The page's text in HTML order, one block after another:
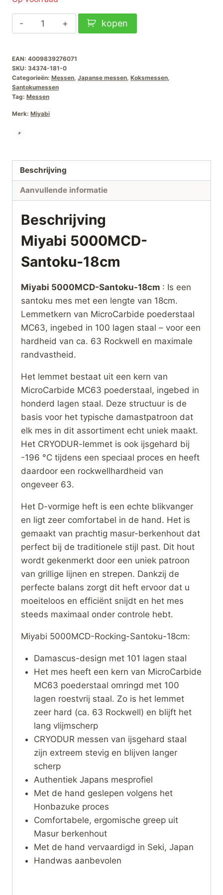
Miyabi
5000MCD-
18cm
aantal
kopen
EAN: 4009839276071
SKU: 34374-181-0
Categorieën: Messen, Japanse messen, Koksmessen,
Santokumessen
Tag: Messen
Merk: Miyabi
Beschrijving
Aanvullende informatie
Beschrijving
Miyabi 5000MCD-
Santoku-18cm
Miyabi 5000MCD-Santoku-18cm : Is een
santoku mes met een lengte van 18cm.
Lemmetkern van MicroCarbide poederstaal
MC63, ingebed in 100 lagen staal – voor een
hardheid van ca. 63 Rockwell en maximale
randvastheid.
Het lemmet bestaat uit een kern van
MicroCarbide MC63 poederstaal, ingebed in
honderd lagen staal. Deze structuur is de
basis voor het typische damastpatroon dat
elk mes in dit assortiment echt uniek maakt.
Het CRYODUR-lemmet is ook ijsgehard bij
-196 °C tijdens een speciaal proces en heeft
daardoor een rockwellhardheid van
ongeveer 63.
Het D-vormige heft is een echte blikvanger
en ligt zeer comfortabel in de hand. Het is
gemaakt van prachtig masur-berkenhout dat
perfect bij de traditionele stijl past. Dit hout
wordt gekenmerkt door een uniek patroon
van grillige lijnen en strepen. Dankzij de
perfecte balans zorgt dit heft ervoor dat u
moeiteloos en efficiënt snijdt en het mes
steeds maximaal onder controle hebt.
Miyabi 5000MCD-Rocking-Santoku-18cm:
Damascus-design met 101 lagen staal
Het mes heeft een kern van MicroCarbide
MC63 poederstaal omringd met 100
lagen roestvrij staal. Zo is het lemmet
zeer hard (ca. 63 Rockwell) en blijft het
lang vlijmscherp
CRYODUR messen van ijsgehard staal
zijn extreem stevig en blijven langer
scherp
Authentiek Japans mesprofiel
Met de hand geslepen volgens het
Honbazuke proces
Comfortabele, ergomische greep uit
Masur berkenhout
Met de hand vervaardigd in Seki, Japan
Handwas aanbevolen